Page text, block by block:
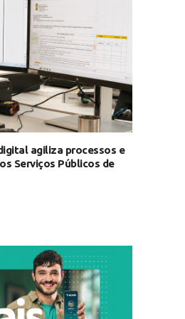
agiliza processos e
Serviços Públicos de